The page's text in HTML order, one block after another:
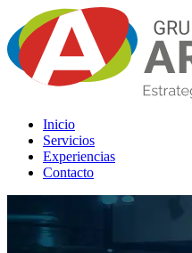
Inicio
Servicios
Experiencias
Contacto